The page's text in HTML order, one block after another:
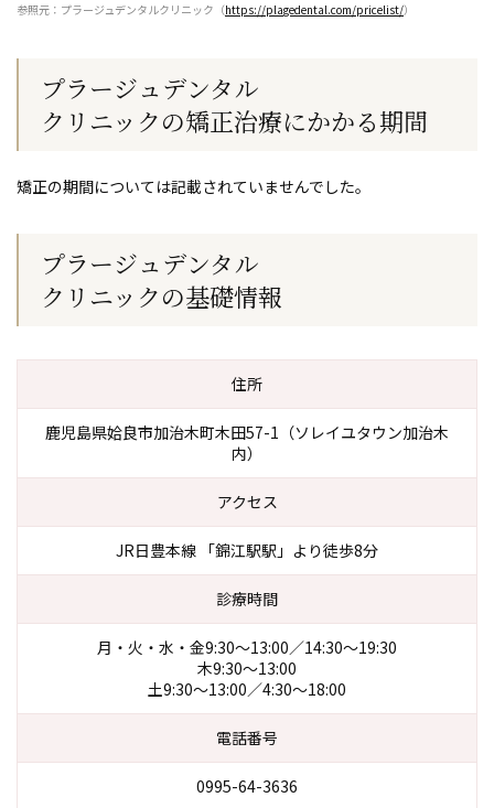
参照元：プラージュデンタルクリニック（https://plagedental.com/pricelist/）
プラージュデンタル
クリニックの矯正治療にかかる期間
矯正の期間については記載されていませんでした。
プラージュデンタル
クリニックの基礎情報
住所
鹿児島県姶良市加治木町木田57-1（ソレイユタウン加治木
内）
アクセス
JR日豊本線 「錦江駅駅」より徒歩8分
診療時間
月・火・水・金9:30〜13:00／14:30〜19:30
木9:30〜13:00
土9:30〜13:00／4:30〜18:00
電話番号
0995-64-3636